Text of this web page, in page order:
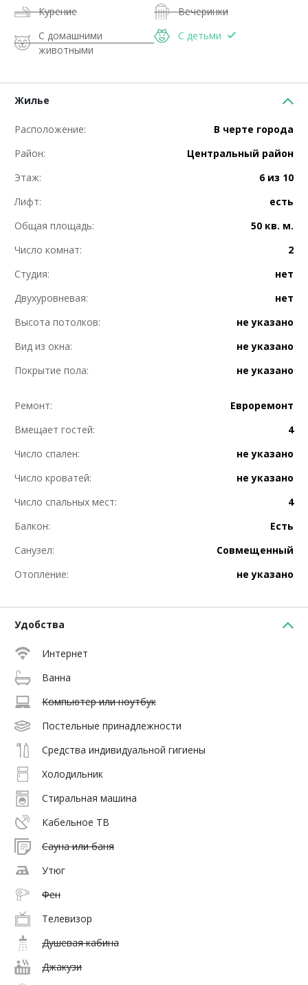
Курение
Вечеринки
С домашними
животными
С детьми
Жилье
Расположение:
В черте города
Район:
Центральный район
Этаж:
6 из 10
Лифт:
есть
Общая площадь:
50 кв. м.
Число комнат:
2
Студия:
нет
Двухуровневая:
нет
Высота потолков:
не указано
Вид из окна:
не указано
Покрытие пола:
не указано
Ремонт:
Евроремонт
Вмещает гостей:
4
Число спален:
не указано
Число кроватей:
не указано
Число спальных мест:
4
Балкон:
Есть
Санузел:
Совмещенный
Отопление:
не указано
Удобства
Интернет
Ванна
Компьютер или ноутбук
Постельные принадлежности
Средства индивидуальной гигиены
Холодильник
Стиральная машина
Кабельное ТВ
Сауна или баня
Утюг
Фен
Телевизор
Душевая кабина
Джакузи